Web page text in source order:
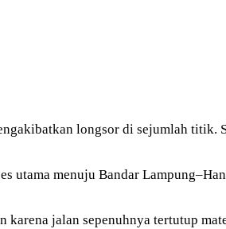
longsor di sejumlah titik.
utama menuju Bandar
karena jalan sepenuhnya tertutup